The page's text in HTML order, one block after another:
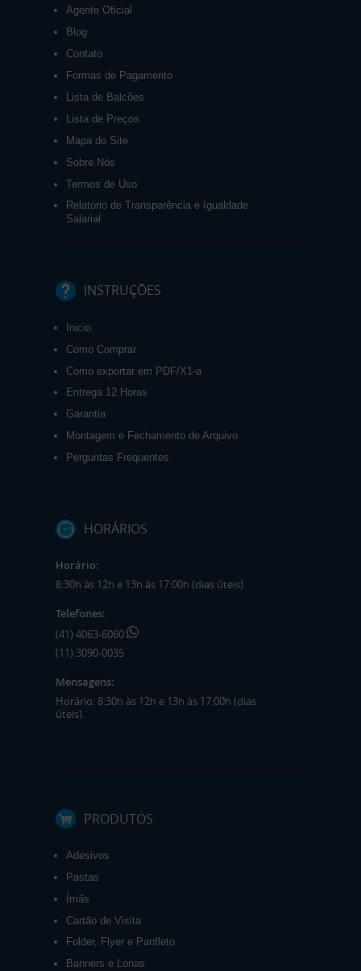
Agente Oficial
Blog
Contato
Formas de Pagamento
Lista de Balcões
Lista de Preços
Mapa do Site
Sobre Nós
Termos de Uso
Relatório de Transparência e Igualdade
Salarial
INSTRUÇÕES
Inicio
Como Comprar
Como exportar em PDF/X1-a
Entrega 12 Horas
Garantia
Montagem e Fechamento de Arquivo
Perguntas Frequentes
HORÁRIOS
Horário:
8:30h às 12h e 13h às 17:00h (dias úteis).
Telefones:
(41) 4063-6060
(11) 3090-0035
Mensagens:
Horário: 8:30h às 12h e 13h às 17:00h (dias
úteis).
PRODUTOS
Adesivos
Pastas
Ímãs
Cartão de Visita
Folder, Flyer e Panfleto
Banners e Lonas